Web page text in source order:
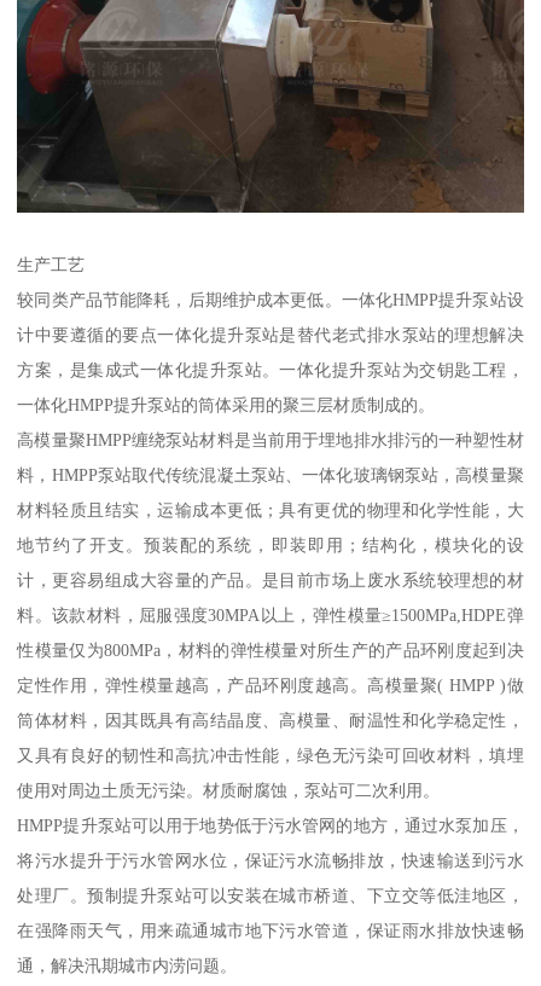
生产工艺
较同类产品节能降耗，后期维护成本更低。一体化HMPP提升泵站设
计中要遵循的要点一体化提升泵站是替代老式排水泵站的理想解决
方案，是集成式一体化提升泵站。一体化提升泵站为交钥匙工程，
一体化HMPP提升泵站的筒体采用的聚三层材质制成的。
高模量聚HMPP缠绕泵站材料是当前用于埋地排水排污的一种塑性材
料，HMPP泵站取代传统混凝土泵站、一体化玻璃钢泵站，高模量聚
材料轻质且结实，运输成本更低；具有更优的物理和化学性能，大
地节约了开支。预装配的系统，即装即用；结构化，模块化的设
计，更容易组成大容量的产品。是目前市场上废水系统较理想的材
料。该款材料，屈服强度30MPA以上，弹性模量≥1500MPa,HDPE弹
性模量仅为800MPa，材料的弹性模量对所生产的产品环刚度起到决
定性作用，弹性模量越高，产品环刚度越高。高模量聚( HMPP )做
筒体材料，因其既具有高结晶度、高模量、耐温性和化学稳定性，
又具有良好的韧性和高抗冲击性能，绿色无污染可回收材料，填埋
使用对周边土质无污染。材质耐腐蚀，泵站可二次利用。
HMPP提升泵站可以用于地势低于污水管网的地方，通过水泵加压，
将污水提升于污水管网水位，保证污水流畅排放，快速输送到污水
处理厂。预制提升泵站可以安装在城市桥道、下立交等低洼地区，
在强降雨天气，用来疏通城市地下污水管道，保证雨水排放快速畅
通，解决汛期城市内涝问题。